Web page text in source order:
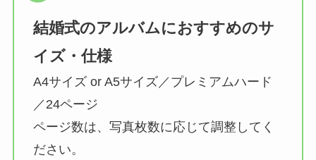
結婚式のアルバムにおすすめのサ
イズ・仕様
A4サイズ or A5サイズ／プレミアムハード
／24ページ
ページ数は、写真枚数に応じて調整してく
ださい。